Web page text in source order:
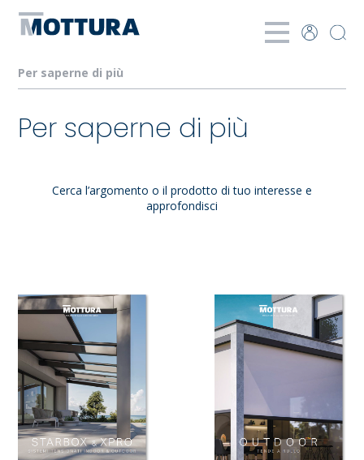
Per saperne di più
Per saperne di più
Cerca l’argomento o il prodotto di tuo interesse e
approfondisci